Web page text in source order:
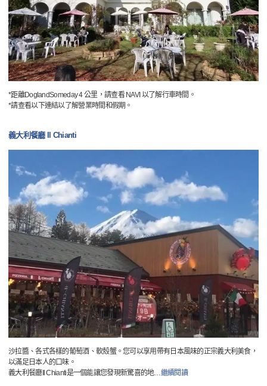
*距離DoglandSomeday 4 公里，請查看 NAVI 以了解行車時間。
*請查看以下連結以了解營業時間和假期。
義大利餐廳 Il Chianti
沙拉醬、各式各樣的葡萄酒、軟殼蟹。您可以享用帶有日本風味的正宗義大利美食，
以滿足日本人的口味。
義大利餐廳Il Chianti是一個能讓您發現新驚喜的地…繼續閱讀